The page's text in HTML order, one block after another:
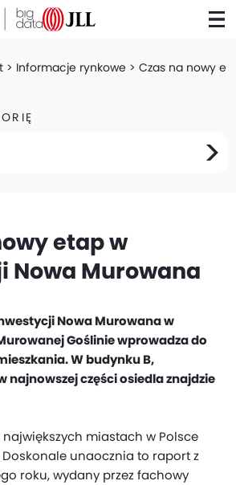
Informacje rynkowe Czas na nowy
etap w
Nowa Murowana
Nowa Murowana w
Goślinie wprowadza do
W budynku B,
najnowszej części osiedla znajdzie
miastach w Polsce
unaocznia to raport z
roku, wydany przez fachowy